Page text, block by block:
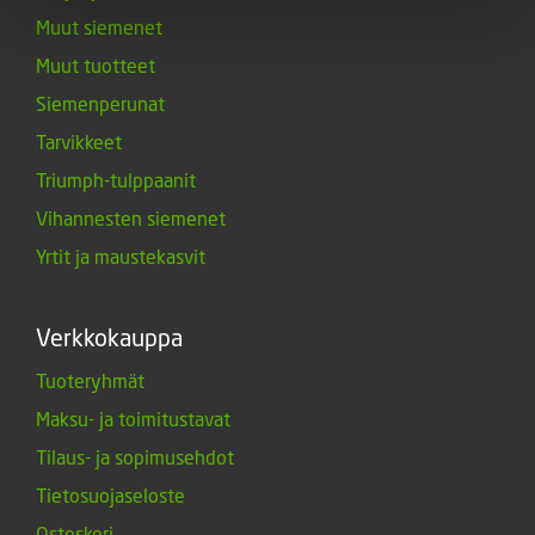
Muut siemenet
Muut tuotteet
Siemenperunat
Tarvikkeet
Triumph-tulppaanit
Vihannesten siemenet
Yrtit ja maustekasvit
Verkkokauppa
Tuoteryhmät
Maksu- ja toimitustavat
Tilaus- ja sopimusehdot
Tietosuojaseloste